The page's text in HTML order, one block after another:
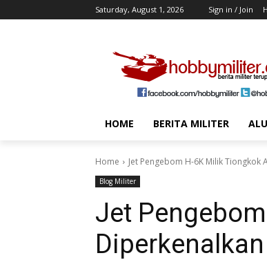
Saturday, August 1, 2026 Sign in / Join
HOME BERITA MILITER
Home Jet Pengebom H-6K Milik Tiongkok
Blog Militer
Jet